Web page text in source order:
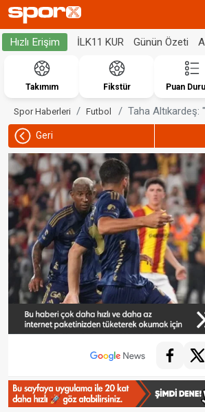
Hızlı Erişim İLK11 KUR Günün Özeti
Takımım Fikstür Puan
Spor Haberleri Futbol Taha Altıkardeş:
Geri